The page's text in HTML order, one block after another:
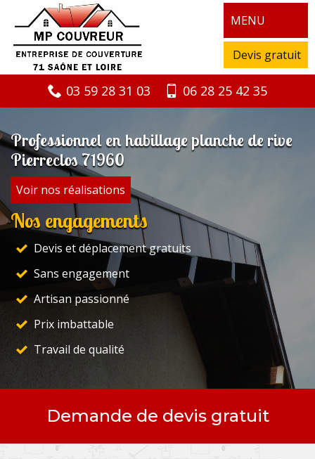
MENU
Devis gratuit
03 59 28 31 03 06 28 25 42 35
Professionnel en habillage planche de rive
Pierreclos 71960
Voir nos réalisations
Nos engagements
Devis et déplacement gratuits
Sans engagement
Artisan passionné
Prix imbattable
Travail de qualité
Demande de devis gratuit